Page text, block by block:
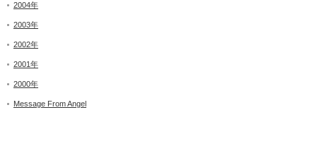
2004年
2003年
2002年
2001年
2000年
Message From Angel